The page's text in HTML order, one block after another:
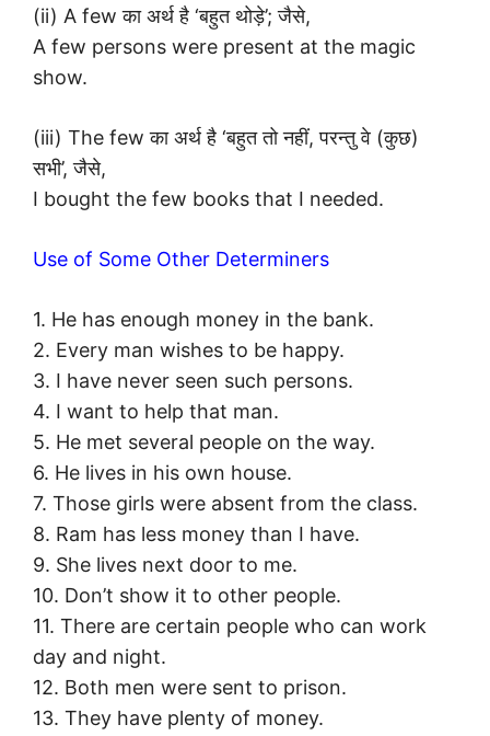
(ii) A few का अर्थ है ‘बहुत थोड़े’; जैसे,
A few persons were present at the magic
show.
(iii) The few का अर्थ है ‘बहुत तो नहीं, परन्तु वे (कुछ)
सभी’, जैसे,
I bought the few books that I needed.
Use of Some Other Determiners
1. He has enough money in the bank.
2. Every man wishes to be happy.
3. I have never seen such persons.
4. I want to help that man.
5. He met several people on the way.
6. He lives in his own house.
7. Those girls were absent from the class.
8. Ram has less money than I have.
9. She lives next door to me.
10. Don’t show it to other people.
11. There are certain people who can work
day and night.
12. Both men were sent to prison.
13. They have plenty of money.